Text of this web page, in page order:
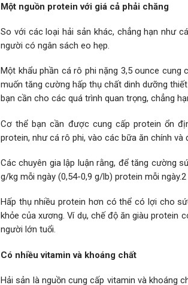
Một nguồn protein với giá cả phải chăng
So với các loại hải sản khác, chẳng hạn như
người có ngân sách eo hẹp.
Một khẩu phần cá rô phi nặng 3,5 ounce
muốn tăng cường hấp thụ chất dinh dưỡng
bạn cần cho các quá trình quan trọng, chẳng
Cơ thể bạn cần được cung cấp protein ổn
protein, như cá rô phi, vào các bữa ăn chính và
Các chuyên gia lập luận rằng, để tăng cường
g/kg mỗi ngày (0,54-0,9 g/lb) protein mỗi ngày.2
Hấp thụ nhiều protein hơn có thể có lợi cho
khỏe của xương. Ví dụ, chế độ ăn giàu protein
người lớn tuổi.
Có nhiều vitamin và khoáng chất
Hải sản là nguồn cung cấp vitamin và khoáng